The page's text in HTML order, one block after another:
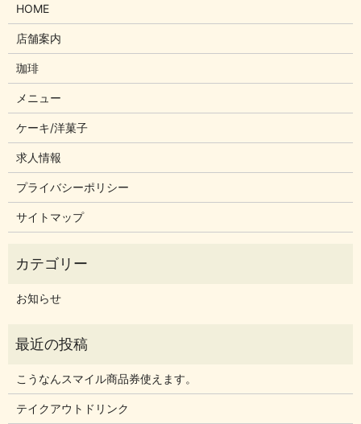
HOME
店舗案内
珈琲
メニュー
ケーキ/洋菓子
求人情報
プライバシーポリシー
サイトマップ
お知らせ
こうなんスマイル商品券使えます。
テイクアウトドリンク